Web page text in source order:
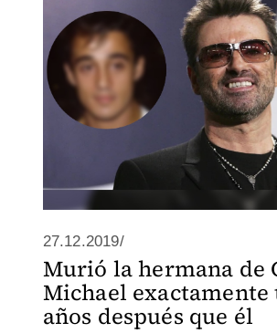
27.12.2019/
Murió la hermana de
Michael exactamente
años después que él